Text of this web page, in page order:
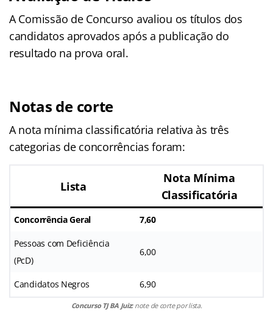
A Comissão de Concurso avaliou os títulos dos
candidatos aprovados após a publicação do
resultado na prova oral.
Notas de corte
A nota mínima classificatória relativa às três
categorias de concorrências foram:
Lista
Nota Mínima
Classificatória
Concorrência Geral 7,60
Pessoas com Deficiência
(PcD)
6,00
Candidatos Negros 6,90
Concurso TJ BA Juiz: note de corte por lista.